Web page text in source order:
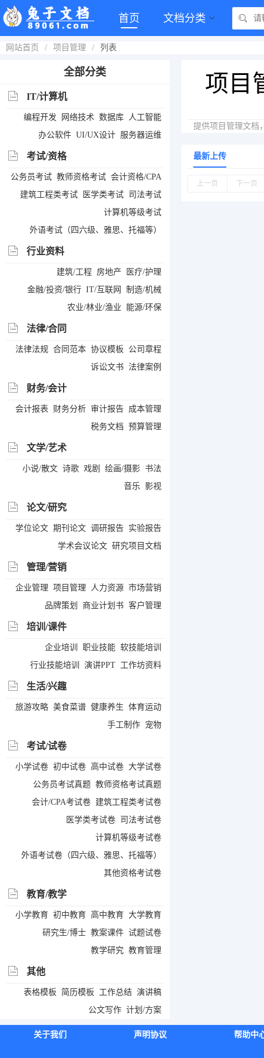
首页 文档分类
网站首页 / 项目管理 / 列表
全部分类
IT/计算机
编程开发 网络技术 数据库 人工智能
办公软件 UI/UX设计 服务器运维
考试/资格
公务员考试 教师资格考试 会计资格/CPA
建筑工程类考试
医学类考试 司法考试
计算机等级考试
外语考试（四六级、雅思、托福等）
行业资料
建筑/工程 房地产
医疗/护理
金融/投资/银行 IT/互联网
制造/机械
农业/林业/渔业
能源/环保
法律/合同
法律法规 合同范本 协议模板
公司章程
诉讼文书 法律案例
财务/会计
会计报表 财务分析 审计报告 成本管理
税务文档 预算管理
文学/艺术
小说/散文 诗歌 戏剧 绘画/摄影 书法
音乐
影视
论文/研究
学位论文 期刊论文 调研报告 实验报告
学术会议论文 研究项目文档
管理/营销
企业管理 项目管理 人力资源 市场营销
品牌策划
商业计划书 客户管理
培训/课件
企业培训 职业技能 软技能培训
行业技能培训
演讲PPT 工作坊资料
生活/兴趣
旅游攻略 美食菜谱 健康养生 体育运动
手工制作 宠物
考试/试卷
小学试卷 初中试卷 高中试卷 大学试卷
公务员考试真题 教师资格考试真题
会计/CPA考试卷 建筑工程类考试卷
医学类考试卷 司法考试卷
计算机等级考试卷
外语考试卷（四六级、雅思、托福等）
其他资格考试卷
教育/教学
小学教育 初中教育 高中教育 大学教育
研究生/博士 教案课件 试题试卷
教学研究 教育管理
其他
表格模板 简历模板 工作总结 演讲稿
公文写作 计划/方案
项目
提供项目管理文档
最新上传
上一页 下一页
关于我们 声明协议 帮助中